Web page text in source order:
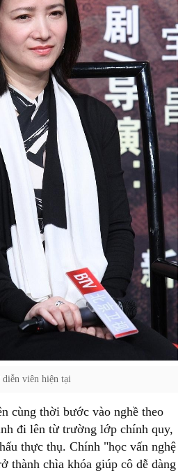
viên hiện tại
cùng thời bước vào nghề theo
đi lên từ trường lớp chính quy,
thực thụ. Chính "học vấn nghệ
thành chìa khóa giúp cô dễ dàng